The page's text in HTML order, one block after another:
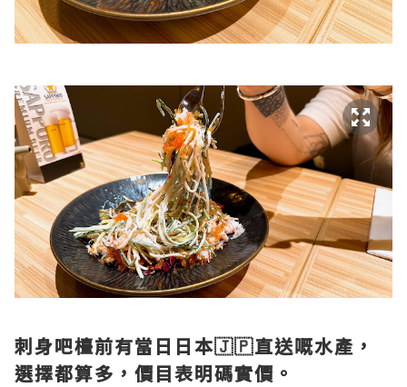
刺身吧檯前有當日日本🇯🇵直送嘅水產，
選擇都算多，價目表明碼實價。